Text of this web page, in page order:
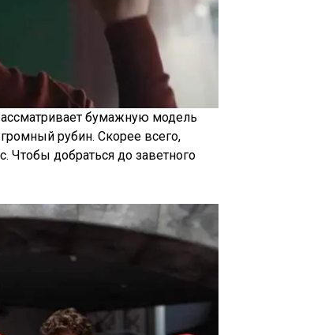
бумажную модель
рубин. Скорее всего,
Чтобы добраться до заветного